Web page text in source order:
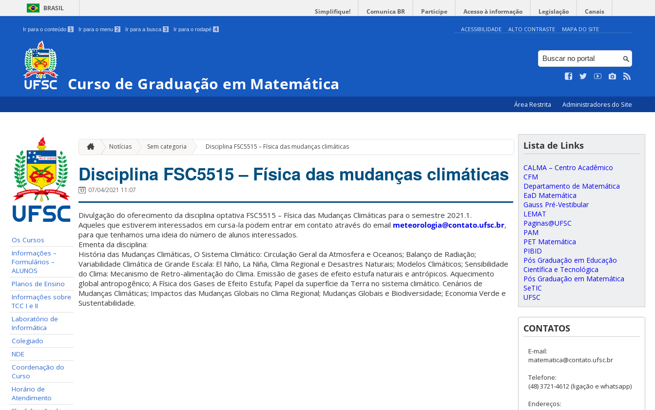
BRASIL Simplifique! Comunica BR Participe Acesso à informação Legislação Canais
Ir para o conteúdo 1 Ir para o menu 2 Ir para a busca 3 Ir para o rodapé 4 ACESSIBILIDADE ALTO CONTRASTE MAPA DO SITE
Curso de Graduação em Matemática
Área Restrita Administradores do Site
Os Cursos
Informações –
Formulários –
ALUNOS
Planos de Ensino
Informações sobre
TCC I e II
Laboratório de
Informática
Colegiado
NDE
Coordenação do
Curso
Horário de
Atendimento
Notícias Sem categoria » Disciplina FSC5515 – Física das mudanças climáticas
Disciplina FSC5515 – Física das mudanças climáticas
07/04/2021 11:07
Divulgação do oferecimento da disciplina optativa FSC5515 – Física das Mudanças Climáticas para o semestre 2021.1.
Aqueles que estiverem interessados em cursa-la podem entrar em contato através do email meteorologia@contato.ufsc.br,
para que tenhamos uma ideia do número de alunos interessados.
Ementa da disciplina:
História das Mudanças Climáticas, O Sistema Climático: Circulação Geral da Atmosfera e Oceanos; Balanço de Radiação;
Variabilidade Climática de Grande Escala: El Niño, La Niña, Clima Regional e Desastres Naturais; Modelos Climáticos; Sensibilidade
do Clima: Mecanismo de Retro-alimentação do Clima. Emissão de gases de efeito estufa naturais e antrópicos. Aquecimento
global antropogênico; A Física dos Gases de Efeito Estufa; Papel da superfície da Terra no sistema climático. Cenários de
Mudanças Climáticas; Impactos das Mudanças Globais no Clima Regional; Mudanças Globais e Biodiversidade; Economia Verde e
Sustentabilidade.
Lista de Links
CALMA – Centro Acadêmico
CFM
Departamento de Matemática
EaD Matemática
Gauss Pré-Vestibular
LEMAT
Paginas@UFSC
PAM
PET Matemática
PIBID
Pós Graduação em Educação
Científica e Tecnológica
Pós Graduação em Matemática
SeTIC
UFSC
CONTATOS
E-mail:
matematica@contato.ufsc.br
Telefone:
(48) 3721-4612 (ligação e whatsapp)
Endereços: